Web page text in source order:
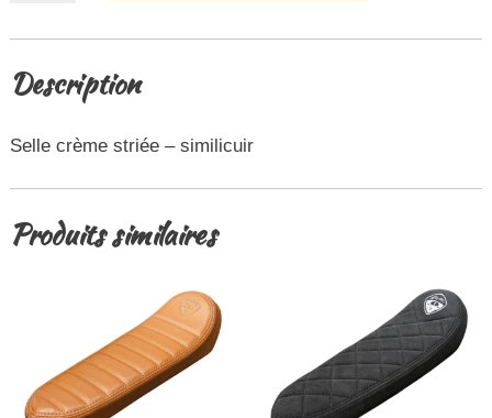
Description
Selle crème striée – similicuir
Produits similaires